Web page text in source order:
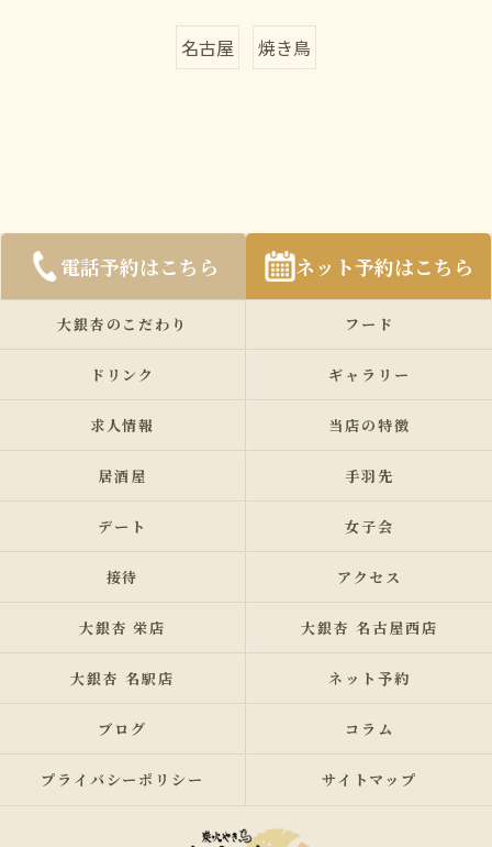
名古屋 焼き鳥
電話予約はこちら ネット予約はこちら
大銀杏のこだわり フード
ドリンク ギャラリー
求人情報 当店の特徴
居酒屋 手羽先
デート 女子会
接待 アクセス
大銀杏 栄店 大銀杏 名古屋西店
大銀杏 名駅店 ネット予約
ブログ コラム
プライバシーポリシー サイトマップ